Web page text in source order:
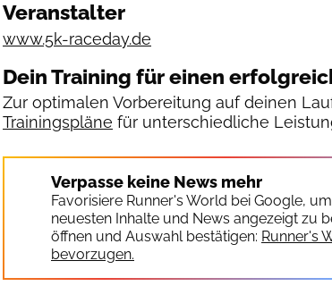
Veranstalter
www.5k-raceday.de
Dein Training für einen
Zur optimalen Vorbereitung auf deinen
Trainingspläne für unterschiedliche
Verpasse keine News mehr
Favorisiere Runner's World bei Google,
neuesten Inhalte und News angezeigt zu
öffnen und Auswahl bestätigen: Runner's
bevorzugen.